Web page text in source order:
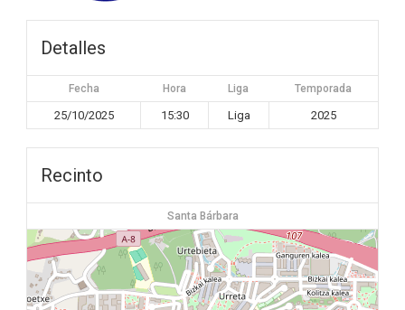
Detalles
Fecha Hora Liga Temporada
25/10/2025 15:30 Liga 2025
Recinto
Santa Bárbara